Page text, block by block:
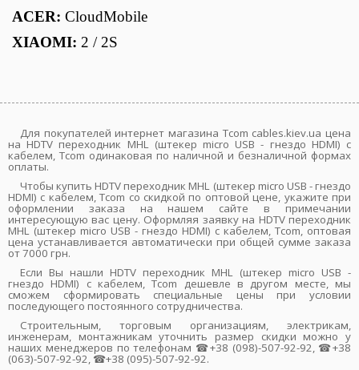
ACER: CloudMobile
XIAOMI: 2 / 2S
Для покупателей интернет магазина Tcom cables.kiev.ua цена
на HDTV переходник MHL (штекер micro USB - гнездо HDMI) с
кабелем, Tcom одинаковая по наличной и безналичной формах
оплаты.
Чтобы купить HDTV переходник MHL (штекер micro USB - гнездо
HDMI) с кабелем, Tcom со скидкой по оптовой цене, укажите при
оформлении заказа на нашем сайте в примечании
интересующую вас цену. Оформляя заявку на HDTV переходник
MHL (штекер micro USB - гнездо HDMI) с кабелем, Tcom, оптовая
цена устанавливается автоматически при общей сумме заказа
от 7000 грн.
Если Вы нашли HDTV переходник MHL (штекер micro USB -
гнездо HDMI) с кабелем, Tcom дешевле в другом месте, мы
сможем сформировать специальные цены при условии
последующего постоянного сотрудничества.
Строительным, торговым организациям, электрикам,
инженерам, монтажникам уточнить размер скидки можно у
наших менеджеров по телефонам ☎+38 (098)-507-92-92, ☎+38
(063)-507-92-92, ☎+38 (095)-507-92-92.